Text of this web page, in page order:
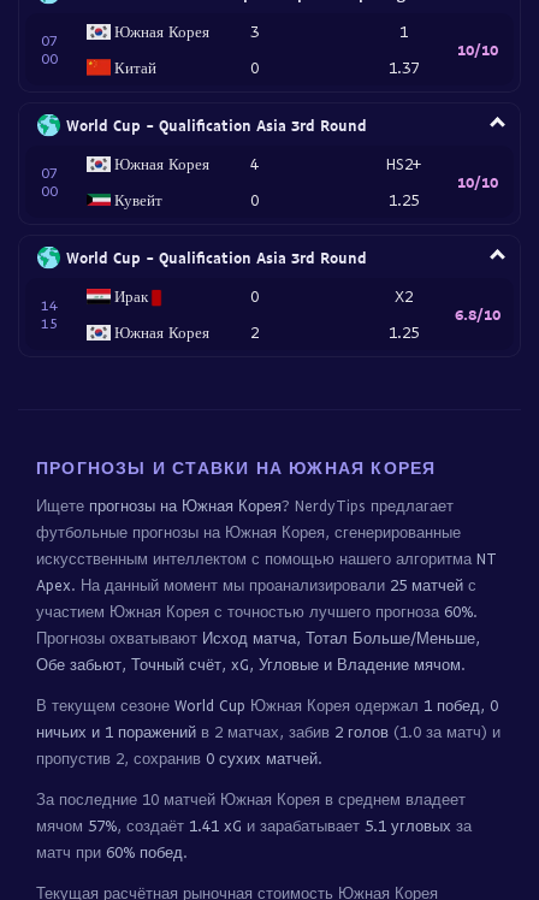
07
00
Южная Корея
Китай
3
0
1
1.37
10/10
World Cup - Qualification Asia 3rd Round
07
00
Южная Корея
Кувейт
4
0
HS2+
1.25
10/10
World Cup - Qualification Asia 3rd Round
14
15
Ирак
Южная Корея
0
2
X2
1.25
6.8/10
ПРОГНОЗЫ И СТАВКИ НА ЮЖНАЯ КОРЕЯ
Ищете прогнозы на Южная Корея? NerdyTips предлагает
футбольные прогнозы на Южная Корея, сгенерированные
искусственным интеллектом с помощью нашего алгоритма NT
Apex. На данный момент мы проанализировали 25 матчей с
участием Южная Корея с точностью лучшего прогноза 60%.
Прогнозы охватывают Исход матча, Тотал Больше/Меньше,
Обе забьют, Точный счёт, xG, Угловые и Владение мячом.
В текущем сезоне World Cup Южная Корея одержал 1 побед, 0
ничьих и 1 поражений в 2 матчах, забив 2 голов (1.0 за матч) и
пропустив 2, сохранив 0 сухих матчей.
За последние 10 матчей Южная Корея в среднем владеет
мячом 57%, создаёт 1.41 xG и зарабатывает 5.1 угловых за
матч при 60% побед.
Текущая расчётная рыночная стоимость Южная Корея